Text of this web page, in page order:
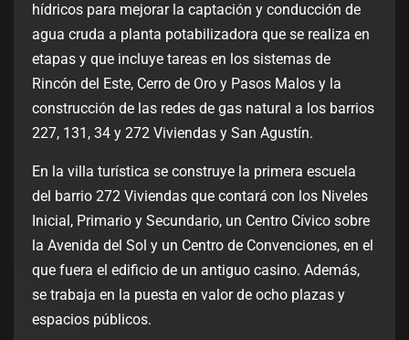
hídricos para mejorar la captación y conducción de
agua cruda a planta potabilizadora que se realiza en
etapas y que incluye tareas en los sistemas de
Rincón del Este, Cerro de Oro y Pasos Malos y la
construcción de las redes de gas natural a los barrios
227, 131, 34 y 272 Viviendas y San Agustín.
En la villa turística se construye la primera escuela
del barrio 272 Viviendas que contará con los Niveles
Inicial, Primario y Secundario, un Centro Cívico sobre
la Avenida del Sol y un Centro de Convenciones, en el
que fuera el edificio de un antiguo casino. Además,
se trabaja en la puesta en valor de ocho plazas y
espacios públicos.